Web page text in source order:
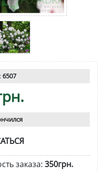
6507
заказа: 350грн.